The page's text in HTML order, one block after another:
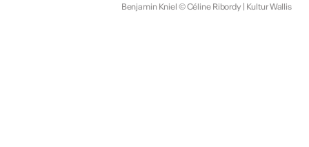
Benjamin Kniel © Céline Ribordy | Kultur Wallis